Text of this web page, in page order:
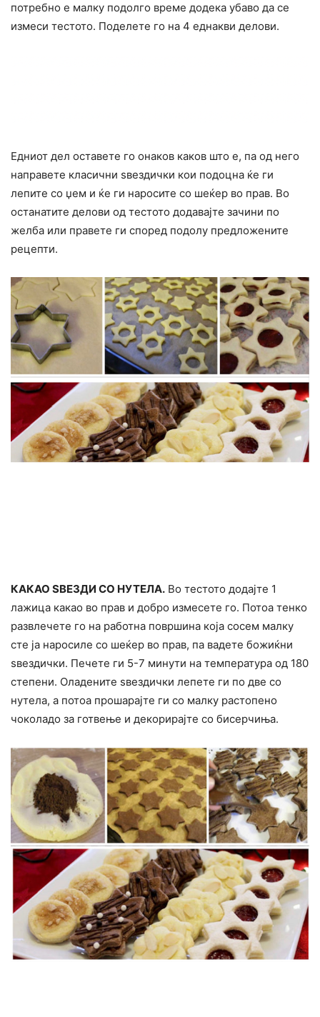
потребно е малку подолго време додека убаво да се
измеси тестото. Поделете го на 4 еднакви делови.
Едниот дел оставете го онаков каков што е, па од него
направете класични ѕвездички кои подоцна ќе ги
лепите со џем и ќе ги наросите со шеќер во прав. Во
останатите делови од тестото додавајте зачини по
желба или правете ги според подолу предложените
рецепти.
КАКАО SВЕЗДИ СО НУТЕЛА. Во тестото додајте 1
лажица какао во прав и добро измесете го. Потоа тенко
развлечете го на работна површина која сосем малку
сте ја наросиле со шеќер во прав, па вадете божиќни
ѕвездички. Печете ги 5-7 минути на температура од 180
степени. Оладените ѕвездички лепете ги по две со
нутела, а потоа прошарајте ги со малку растопено
чоколадо за готвење и декорирајте со бисерчиња.